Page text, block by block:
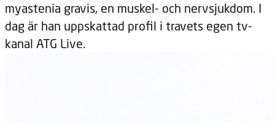
myastenia gravis, en muskel- och nervsjukdom. I
dag är han uppskattad profil i travets egen tv-
kanal ATG Live.